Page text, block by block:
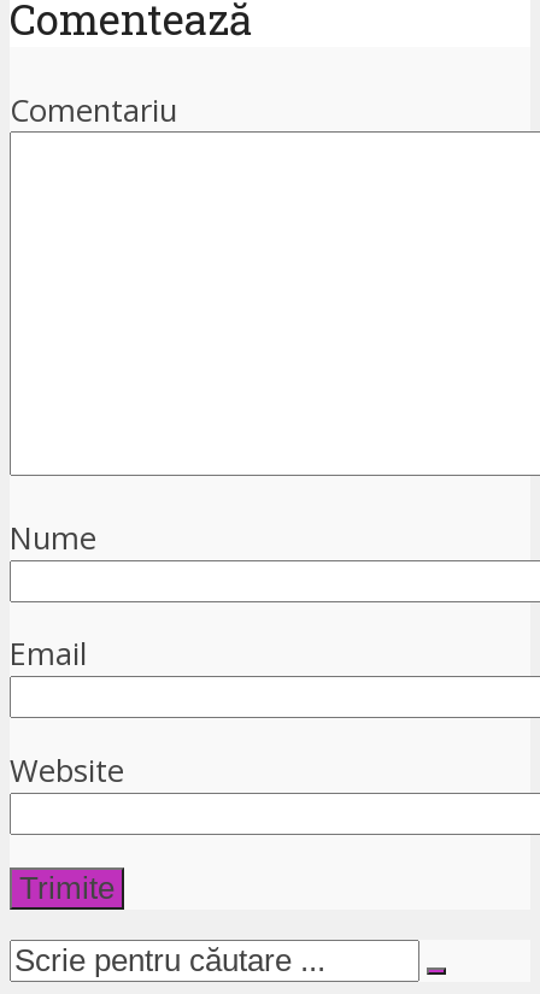
Comentează
Comentariu
Nume
Email
Website